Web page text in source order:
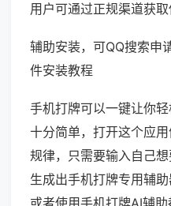
用户可通过正规渠道获取
辅助安装，可QQ搜索
件安装教程
手机打牌可以一键让你
十分简单，打开这个应
规律，只需要输入自己
生成出手机打牌专用辅
或者使用手机打牌AI辅助